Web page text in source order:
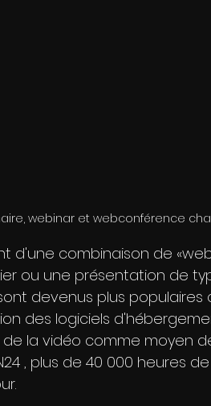
webinar et webconférence
d'une combinaison de
ou une présentation de
devenus plus
des logiciels
la vidéo comme moyen
, plus de 40 000 heures